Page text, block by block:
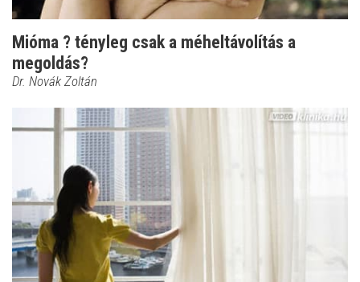
Mióma ? tényleg csak a méheltávolítás a
megoldás?
Dr. Novák Zoltán